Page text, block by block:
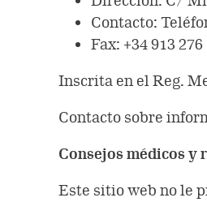
Contacto:
Fax: +34 913 276
Inscrita en el Reg.
Contacto sobre
Consejos médicos y
Este sitio web no le